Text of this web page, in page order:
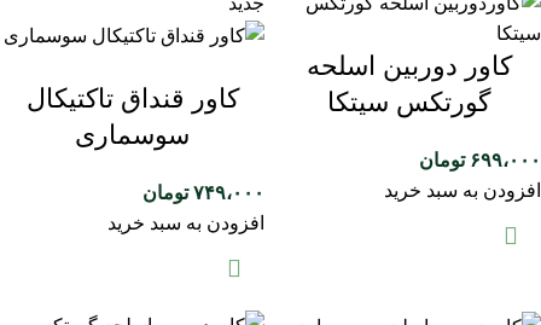
کاور دوربین اسلحه
گورتکس سیتکا
۶۹۹،۰۰۰ تومان
افزودن به سبد خرید
کاور قنداق تاکتیکال
سوسماری
۷۴۹،۰۰۰ تومان
افزودن به سبد خرید